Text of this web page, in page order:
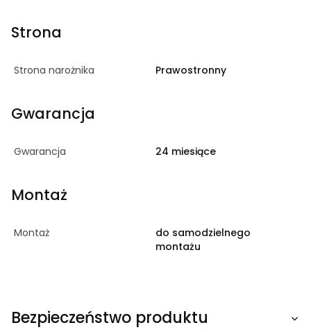
Strona
Strona narożnika Prawostronny
Gwarancja
Gwarancja 24 miesiące
Montaż
Montaż
do samodzielnego
montażu
Bezpieczeństwo produktu